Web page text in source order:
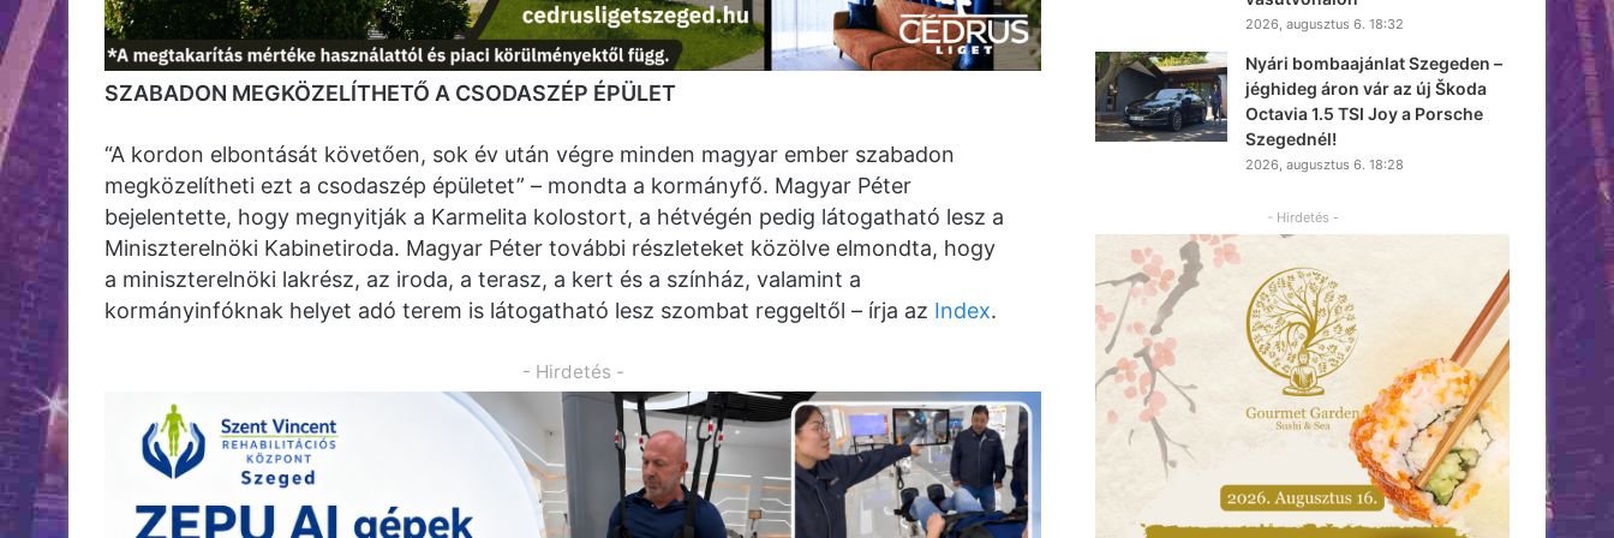
SZABADON MEGKÖZELÍTHETŐ A CSODASZÉP ÉPÜLET
“A kordon elbontását követően, sok év után végre minden magyar ember szabadon
megközelítheti ezt a csodaszép épületet” – mondta a kormányfő. Magyar Péter
bejelentette, hogy megnyitják a Karmelita kolostort, a hétvégén pedig látogatható lesz a
Miniszterelnöki Kabinetiroda. Magyar Péter további részleteket közölve elmondta, hogy
a miniszterelnöki lakrész, az iroda, a terasz, a kert és a színház, valamint a
kormányinfóknak helyet adó terem is látogatható lesz szombat reggeltől – írja az Index.
- Hirdetés -
2026, augusztus 6. 18:32
Nyári bombaajánlat Szegeden –
jéghideg áron vár az új Škoda
Octavia 1.5 TSI Joy a Porsche
Szegednél!
2026, augusztus 6. 18:28
- Hirdetés -